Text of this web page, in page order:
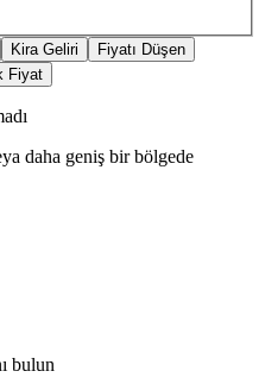
Kira Geliri
Fiyatı Düşen
Fiyat
daha geniş bir bölgede
bulun